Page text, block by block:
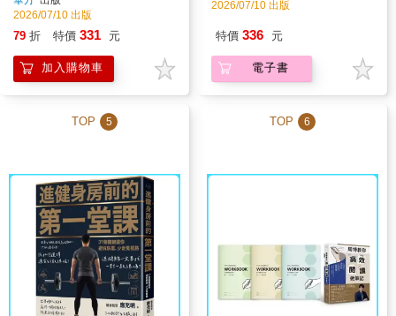
2026/07/10 出版
79 折 特價 331 元
加入購物車
2026/07/10 出版
特價 336 元
電子書
TOP 5 TOP 6